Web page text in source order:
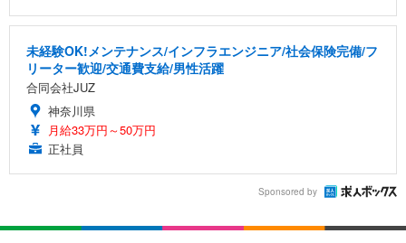
未経験OK!メンテナンス/インフラエンジニア/社会保険完備/フ
リーター歓迎/交通費支給/男性活躍
合同会社JUZ
神奈川県
月給33万円～50万円
正社員
Sponsored by